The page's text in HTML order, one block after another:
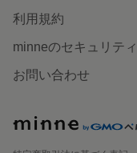
利用規約
minneのセキュリティ
お問い合わせ